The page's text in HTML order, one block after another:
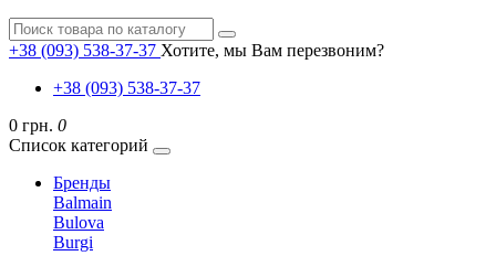
+38 (093) 538-37-37 Хотите, мы Вам перезвоним?
+38 (093) 538-37-37
0 грн. 0
Список категорий
Бренды
Balmain
Bulova
Burgi